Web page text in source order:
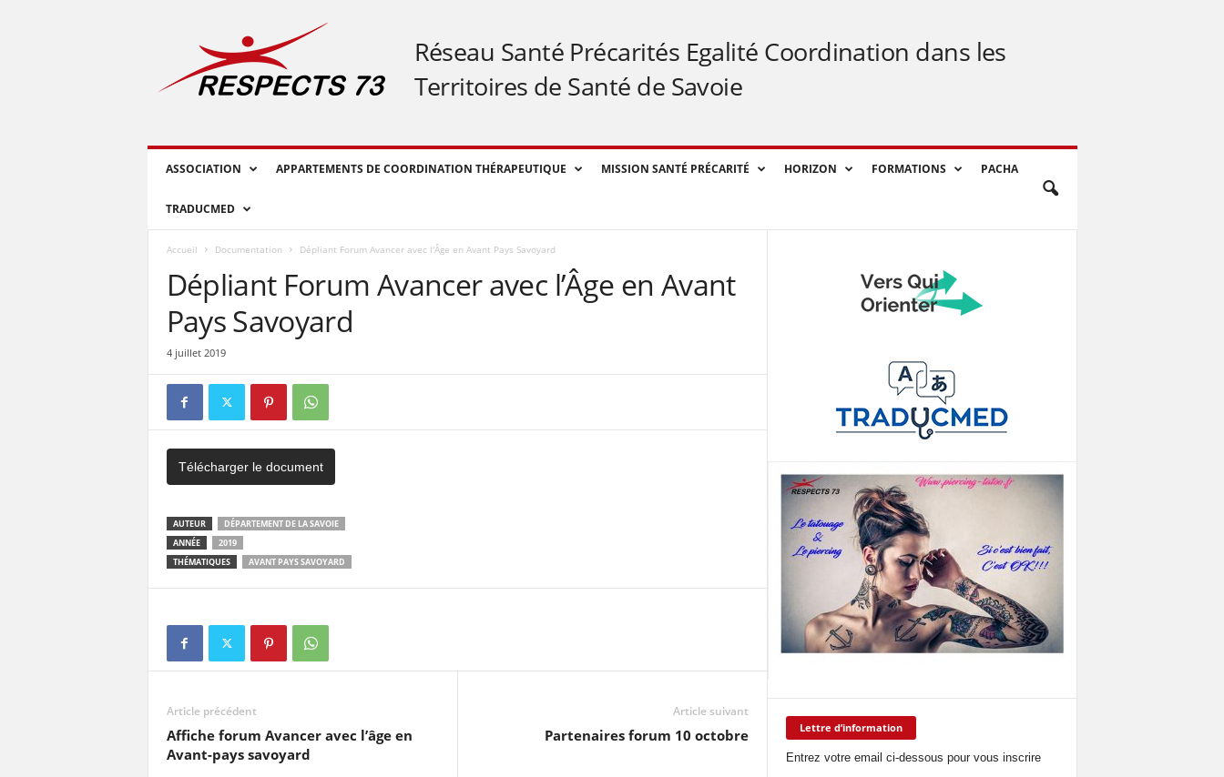
S
Réseau Santé Précarités Egalité Coordination dans les
Territoires de Santé de Savoie
ASSOCIATION APPARTEMENTS DE COORDINATION THÉRAPEUTIQUE MISSION SANTÉ PRÉCARITÉ HORIZON FORMATIONS PACHA
TRADUCMED
Accueil Documentation Dépliant Forum Avancer avec l'Âge en Avant Pays Savoyard
Dépliant Forum Avancer avec l’Âge en Avant
Pays Savoyard
4 juillet 2019
Télécharger le document
AUTEUR
DÉPARTEMENT DE LA SAVOIE
ANNÉE
2019
THÉMATIQUES
AVANT PAYS SAVOYARD
Article précédent
Affiche forum Avancer avec l’âge en
Avant-pays savoyard
Article suivant
Partenaires forum 10 octobre Lettre d’information
Entrez votre email ci-dessous pour vous inscrire